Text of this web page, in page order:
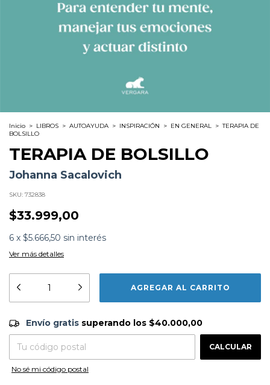
Inicio > LIBROS > AUTOAYUDA > INSPIRACIÓN > EN GENERAL > TERAPIA DE
BOLSILLO
TERAPIA DE BOLSILLO
Johanna Sacalovich
SKU: 732838
$33.999,00
6 x $5.666,50 sin interés
Ver más detalles
Envío gratis $40.000,00
Entregas para el CP: CAMBIAR CP
Envío gratis superando los $40.000,00
CALCULAR
No sé mi código postal
Formato:
LIBROS
Encuadernación:Tapa Blanda
ISBN:9789877805420
Sinópsis
¿Sentís que vas en piloto automático, tratando de